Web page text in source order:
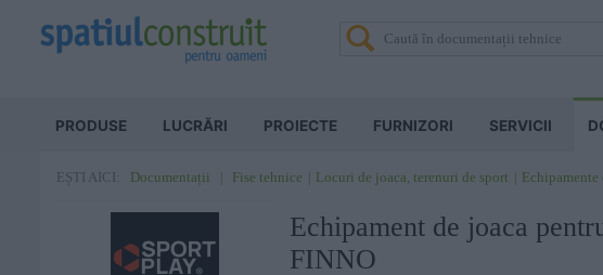
PRODUSE LUCRĂRI PROIECTE FURNIZORI SERVICII
EȘTI AICI: Documentații Fise tehnice Locuri de joaca, terenuri de sport
Echipament de joaca
FINNO